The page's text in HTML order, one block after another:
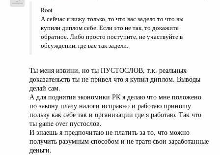
Root
А сейчас я вижу только, то что вас задело то что вы
купили диплом себе. Если это не так, то докажите
обратное. Либо просто поступите, не участвуйте в
обсуждении, где вас так задели.
Ты меня извини, но ты ПУСТОСЛОВ, т.к. реальных
доказательств ты не привел что я купил диплом. Выводы
делай сам.
А для поднятия экономики РК я делаю что мне положено
по закону плачу налоги исправно и работаю приношу
пользу как себе так и организации где я работаю. Так что
ты game over пустослов.
И знаешь я предпочитаю не платить за то, что можно
получить разумным способом и не тратя свои заработанные
деньги.